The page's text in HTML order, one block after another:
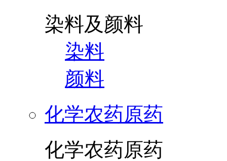
染料及颜料
染料
颜料
化学农药原药
化学农药原药